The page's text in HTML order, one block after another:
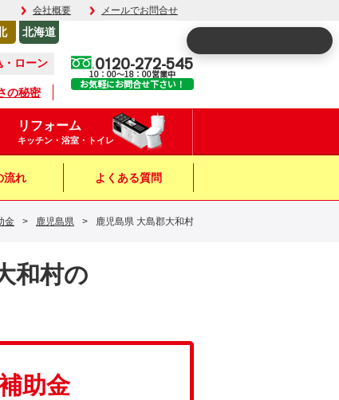
会社概要 メールでお問合せ
・ローン
の秘密
北海道
0120-272-545
10：00～18：00営業中
お気軽にお問合せ下さい！
リフォーム
キッチン・浴室・トイレ
流れ よくある質問
金 > 鹿児島県 > 鹿児島県 大島郡大和村
和村の
助金